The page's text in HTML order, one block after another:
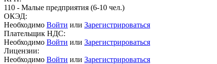
110 - Малые предприятия (6-10 чел.)
ОКЭД:
Необходимо Войти или Зарегистрироваться
Плательщик НДС:
Необходимо Войти или Зарегистрироваться
Лицензии:
Необходимо Войти или Зарегистрироваться